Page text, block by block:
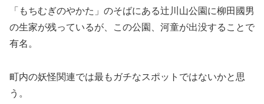
「もちむぎのやかた」のそばにある辻川山公園に柳田國男
の生家が残っているが、この公園、河童が出没することで
有名。
町内の妖怪関連では最もガチなスポットではないかと思
う。